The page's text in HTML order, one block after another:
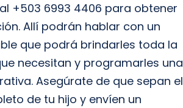
+503 6993 4406 para obtener
Allí podrán hablar con un
que podrá brindarles toda la
necesitan y programarles una
Asegúrate de que sepan el
de tu hijo y envíen un